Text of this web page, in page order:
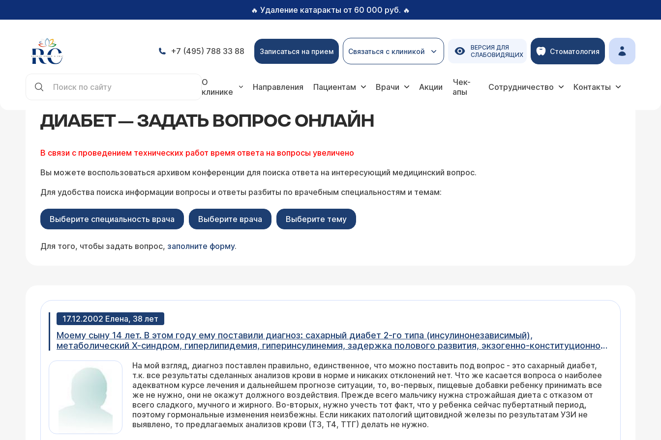
🔥 Удаление катаракты от 60 000 руб. 🔥
+7 (495) 788 33 88 Записаться на прием Связаться с клиникой
ВЕРСИЯ ДЛЯ
СЛАБОВИДЯЩИХ
Стоматология
О
клинике
Направления Пациентам Врачи Акции
Чек-
апы
Сотрудничество Контакты
ДИАБЕТ — ЗАДАТЬ ВОПРОС ОНЛАЙН
В связи с проведением технических работ время ответа на вопросы увеличено
Вы можете воспользоваться архивом конференции для поиска ответа на интересующий медицинский вопрос.
Для удобства поиска информации вопросы и ответы разбиты по врачебным специальностям и темам:
Выберите специальность врача Выберите врача Выберите тему
Для того, чтобы задать вопрос, заполните форму.
17.12.2002 Елена, 38 лет
Моему сыну 14 лет. В этом году ему поставили диагноз: сахарный диабет 2-го типа (инсулинонезависимый),
метаболический Х-синдром, гиперлипидемия, гиперинсулинемия, задержка полового развития, экзогенно-конституционное
после еды - 4,34; С-пептид (натощак) - 1,3, через час после еды - 2,5; инсулин (натощак) - 65, через час после еды - 84.
Правильно ли поставлен диагноз? Эндокринолог просит сдать ещё анализы крови на Т3, Т4, ТТГ. Зачем? УЗИ показывает,
что патологии нет. Ребенка, да и меня, пугают неизлечимостью этого диагноза и инвалидностью. Медикаментозно ребенку
ничего не назначают, предлагают принимать различные пищевые добавки. Что делать дальше?
На мой взгляд, диагноз поставлен правильно, единственное, что можно поставить под вопрос - это сахарный диабет,
т.к. все результаты сделанных анализов крови в норме и никаких отклонений нет. Что же касается вопроса о наиболее
адекватном курсе лечения и дальнейшем прогнозе ситуации, то, во-первых, пищевые добавки ребенку принимать все
же не нужно, они не окажут должного воздействия. Прежде всего мальчику нужна строжайшая диета с отказом от
всего сладкого, мучного и жирного. Во-вторых, нужно учесть тот факт, что у ребенка сейчас пубертатный период,
поэтому гормональные изменения неизбежны. Если никаких патологий щитовидной железы по результатам УЗИ не
выявлено, то предлагаемых анализов крови (Т3, Т4, ТТГ) делать не нужно.